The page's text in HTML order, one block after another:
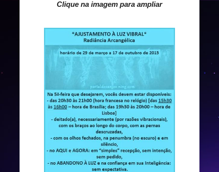
Clique na imagem para ampliar